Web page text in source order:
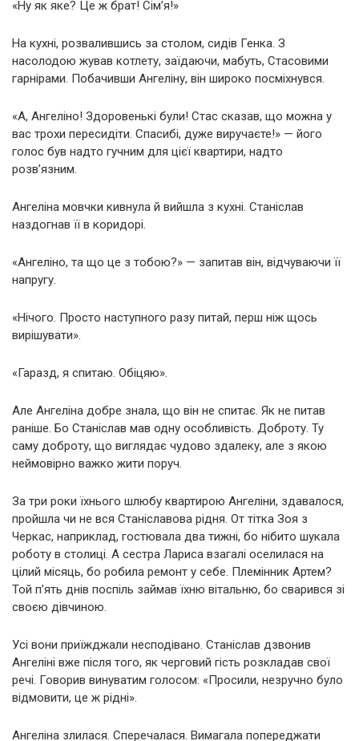
«Ну як яке? Це ж брат! Сім’я!»
На кухні, розвалившись за столом, сидів Генка. З
насолодою жував котлету, заїдаючи, мабуть, Стасовими
гарнірами. Побачивши Ангеліну, він широко посміхнувся.
«А, Ангеліно! Здоровенькі були! Стас сказав, що можна у
вас трохи пересидіти. Спасибі, дуже виручаєте!» — його
голос був надто гучним для цієї квартири, надто
розв’язним.
Ангеліна мовчки кивнула й вийшла з кухні. Станіслав
наздогнав її в коридорі.
«Ангеліно, та що це з тобою?» — запитав він, відчуваючи її
напругу.
«Нічого. Просто наступного разу питай, перш ніж щось
вирішувати».
«Гаразд, я спитаю. Обіцяю».
Але Ангеліна добре знала, що він не спитає. Як не питав
раніше. Бо Станіслав мав одну особливість. Доброту. Ту
саму доброту, що виглядає чудово здалеку, але з якою
неймовірно важко жити поруч.
За три роки їхнього шлюбу квартирою Ангеліни, здавалося,
пройшла чи не вся Станіславова рідня. От тітка Зоя з
Черкас, наприклад, гостювала два тижні, бо нібито шукала
роботу в столиці. А сестра Лариса взагалі оселилася на
цілий місяць, бо робила ремонт у себе. Племінник Артем?
Той п’ять днів поспіль займав їхню вітальню, бо сварився зі
своєю дівчиною.
Усі вони приїжджали несподівано. Станіслав дзвонив
Ангеліні вже після того, як черговий гість розкладав свої
речі. Говорив винуватим голосом: «Просили, незручно було
відмовити, це ж рідні».
Ангеліна злилася. Сперечалася. Вимагала попереджати